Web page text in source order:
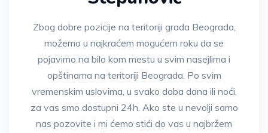
Zbog dobre pozicije na teritoriji grada Beograda,
možemo u najkraćem mogućem roku da se
pojavimo na bilo kom mestu u svim nasejlima i
opštinama na teritoriji Beograda. Po svim
vremenskim uslovima, u svako doba dana ili noći,
za vas smo dostupni 24h. Ako ste u nevolji samo
nas pozovite i mi ćemo stići do vas u najbržem